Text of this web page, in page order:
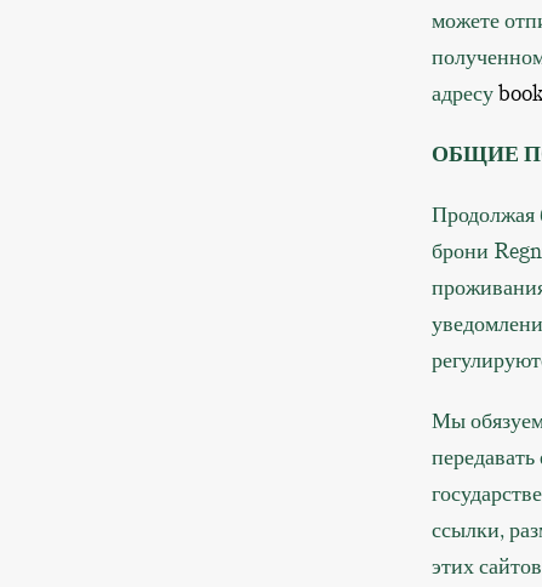
можете
адресу
ОБЩИЕ
Продолжая
брони
Мы
ссылки,
этих